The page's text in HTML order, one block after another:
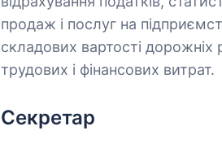
продаж і послуг на
складових вартості дорожніх
трудових і фінансових витрат.
Секретар